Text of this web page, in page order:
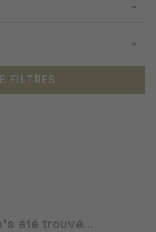
FILTRES
été trouvé...